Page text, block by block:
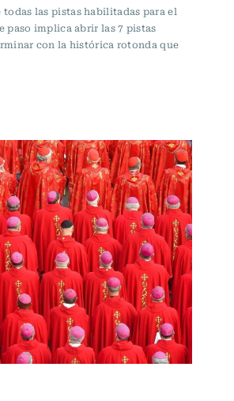
las pistas habilitadas para el
paso implica abrir las 7 pistas
con la histórica rotonda que